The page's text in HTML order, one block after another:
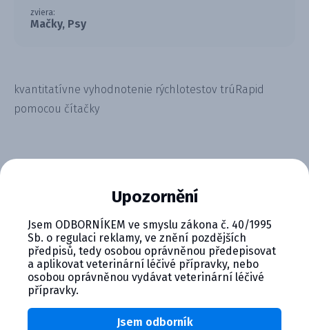
zviera:
Mačky, Psy
kvantitatívne vyhodnotenie rýchlotestov trúRapid
pomocou čítačky
CYMEDICA PLUS: VERNOSŤ, KTORÁ
SA VYPLÁCA
Zapojte sa do vernostného programu Cymedica
Plus a získajte ďalšie bonusy pre svoju
veterinárnu prax, vzdelávanie a pohodu.
Výhody členstva v Cymedica Plus:
Upozornění
Jsem ODBORNÍKEM ve smyslu zákona č. 40/1995
Sb. o regulaci reklamy, ve znění pozdějších
předpisů, tedy osobou oprávněnou předepisovat
a aplikovat veterinární léčivé přípravky, nebo
osobou oprávněnou vydávat veterinární léčivé
přípravky.
Jsem odborník